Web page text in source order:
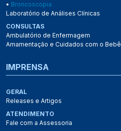
• Broncoscopia
Laboratório de Análises Clínicas
CONSULTAS
Ambulatório de Enfermagem
Amamentação e Cuidados com o Bebê
IMPRENSA
GERAL
Releases e Artigos
ATENDIMENTO
Fale com a Assessoria